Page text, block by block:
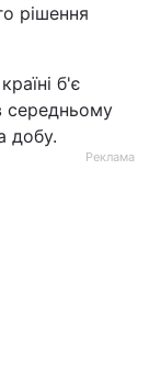
рішення
б'є
середньому
добу.
Реклама